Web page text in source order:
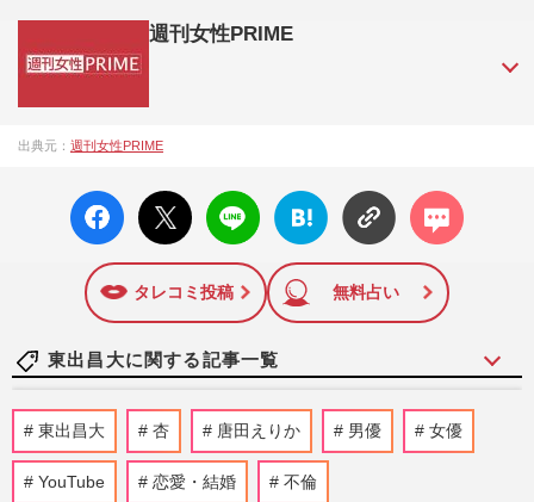
週刊女性PRIME
成27年）1月に開設された主婦と生活社が運営する日本のニュ
陣の執筆記事を配信するほか、女性週刊誌『週刊女性』の誌
面に掲載された記事から、インターネット利用者層にとって
特に関心の高い題材の記事を、WEB向けにリライトして配信
しています！
出典元： 週刊女性PRIME
facebo
ok い
X ポス
ト
LINE
はてな
ブック
に追加
コメン
ト
タレコミ投稿 無料占い
東出昌大に関する記事一覧
唐田えりか、地上波ヒロイン復帰に“視聴
者拒否反応”もNetflix『極悪女王』で見せ
た覚悟が変えた逆風
週刊女性PRIME
東出昌大 杏 唐田えりか 男優 女優
YouTube 恋愛・結婚 不倫